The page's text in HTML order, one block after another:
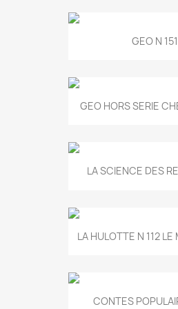
GEO N 151
GEO HORS SERIE
LA SCIENCE DES
LA HULOTTE N 112
CONTES